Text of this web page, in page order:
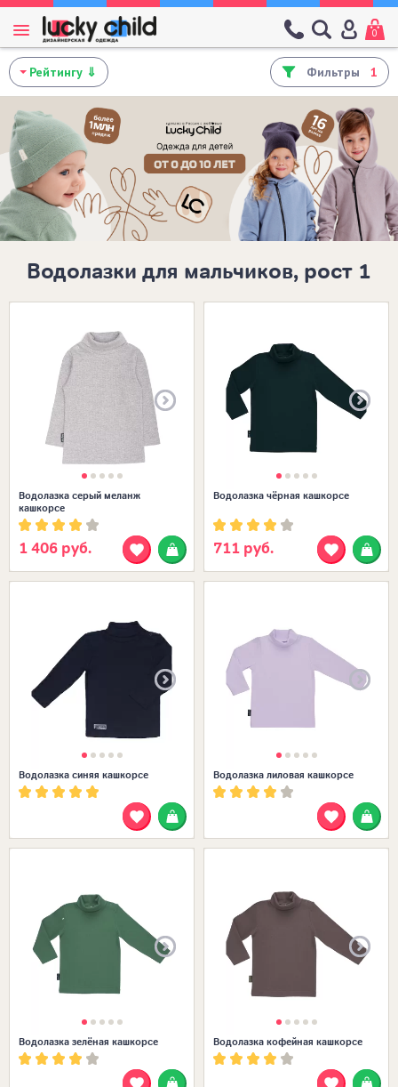
0
Фильтры 1
Водолазки для мальчиков, рост 1
32 (122-128) 30 (110-116)
Водолазка серый меланж
кашкорсе
1 406 руб.
Водолазка чёрная кашкорсе
711 руб.
Водолазка синяя кашкорсе Водолазка лиловая кашкорсе
Водолазка зелёная кашкорсе Водолазка кофейная кашкорсе